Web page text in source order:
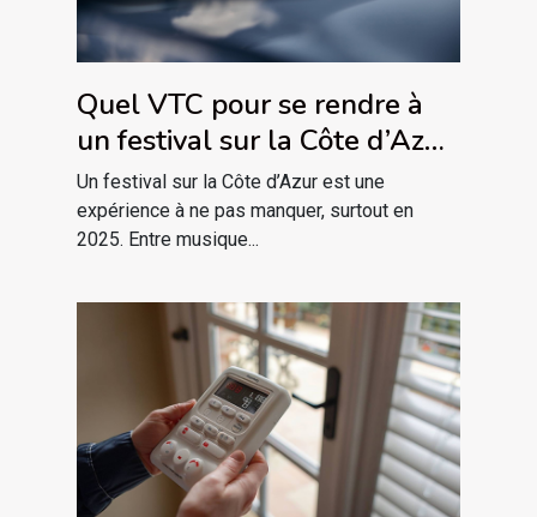
Quel VTC pour se rendre à
un festival sur la Côte d’Azur
en 2025 ?
Un festival sur la Côte d’Azur est une
expérience à ne pas manquer, surtout en
2025. Entre musique...